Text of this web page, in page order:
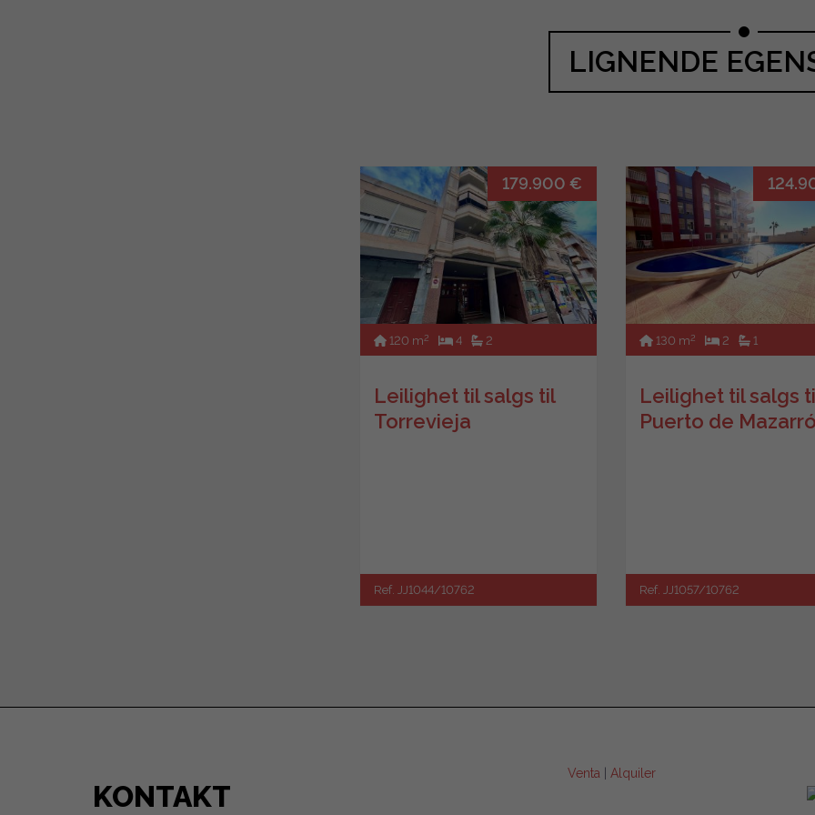
LIGNENDE
179.900 €
120 m2 4 2
Leilighet til salgs til
Torrevieja
Ref. JJ1044/10762
130 m2 2 1
Leilighet til salgs
Puerto de
Ref. JJ1057/10762
KONTAKT
Venta| Alquiler